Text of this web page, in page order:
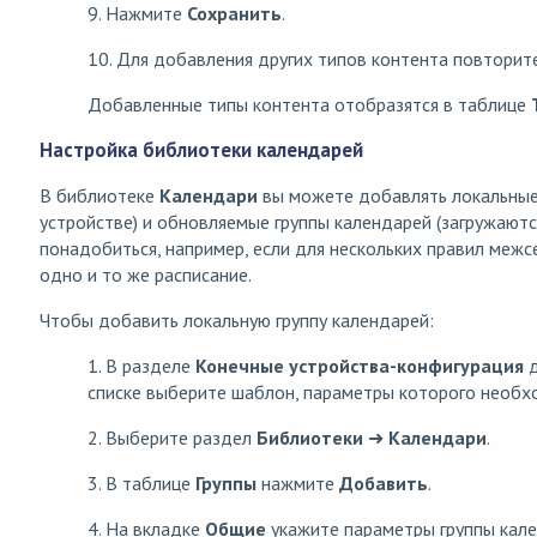
9. Нажмите Сохранить.
10. Для добавления других типов контента
Добавленные типы контента отобразятся в таблице
Настройка библиотеки календарей
В библиотеке Календари вы можете добавлять
устройстве) и обновляемые группы календарей
понадобиться, например, если для нескольких правил
одно и то же расписание.
Чтобы добавить локальную группу календарей:
1. В разделе Конечные устройства-конфигурация
списке выберите шаблон, параметры которого
2. Выберите раздел Библиотеки ➜ Календари.
3. В таблице Группы нажмите Добавить.
4. На вкладке Общие укажите параметры группы